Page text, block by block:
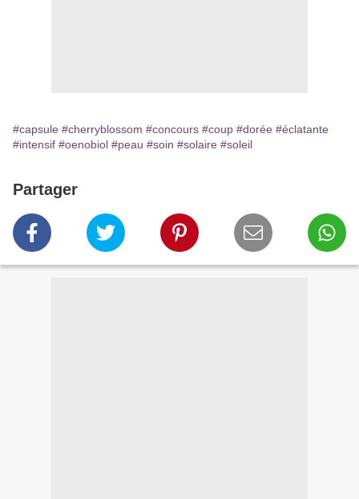
#capsule #cherryblossom #concours #coup #dorée #éclatante
#intensif #oenobiol #peau #soin #solaire #soleil
Partager